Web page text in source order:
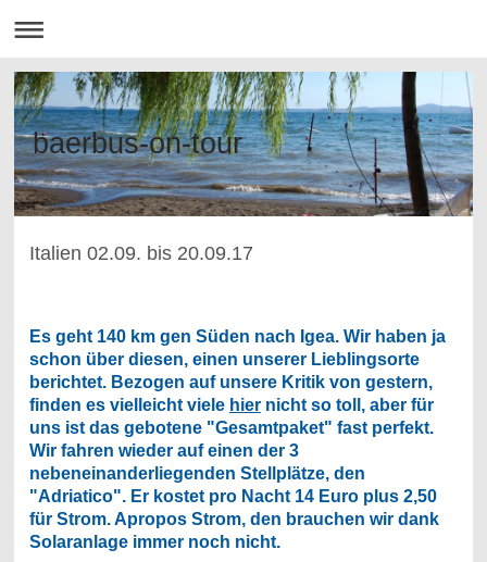
baerbus-on-tour
Italien 02.09. bis 20.09.17
Es geht 140 km gen Süden nach Igea. Wir haben ja
schon über diesen, einen unserer Lieblingsorte
berichtet. Bezogen auf unsere Kritik von gestern,
finden es vielleicht viele hiernicht so toll, aber für
uns ist das gebotene "Gesamtpaket" fast perfekt.
Wir fahren wieder auf einen der 3
nebeneinanderliegenden Stellplätze, den
"Adriatico". Er kostet pro Nacht 14 Euro plus 2,50
für Strom. Apropos Strom, den brauchen wir dank
Solaranlage immer noch nicht.